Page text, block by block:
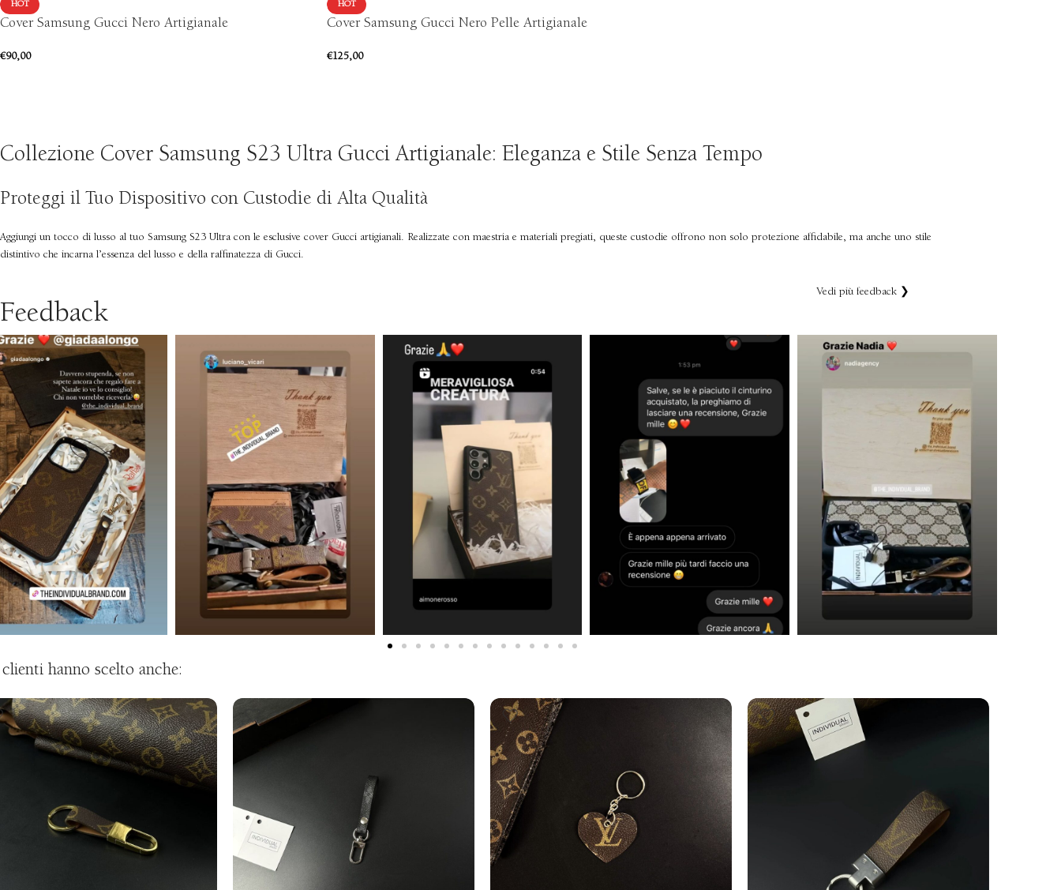
HOT
Cover Samsung Gucci Nero Artigianale
€90,00
HOT
Cover Samsung Gucci Nero Pelle Artigianale
€125,00
Collezione Cover Samsung S23 Ultra Gucci Artigianale: Eleganza e Stile Senza Tempo
Proteggi il Tuo Dispositivo con Custodie di Alta Qualità
Aggiungi un tocco di lusso al tuo Samsung S23 Ultra con le esclusive cover Gucci artigianali. Realizzate con maestria e materiali pregiati, queste custodie offrono non solo protezione affidabile, ma anche uno stile
distintivo che incarna l’essenza del lusso e della raffinatezza di Gucci.
Feedback
Vedi più feedback ❯
hanno scelto anche: